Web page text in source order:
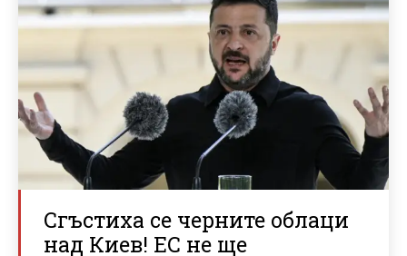
Сгъстиха се черните облаци
над Киев! ЕС не ще